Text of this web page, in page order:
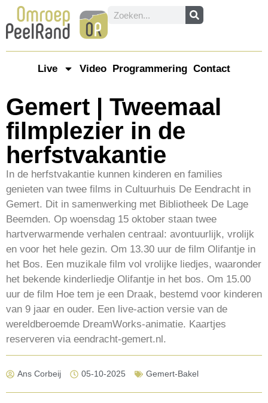
Live Video Programmering Contact
Gemert | Tweemaal
filmplezier in de
herfstvakantie
In de herfstvakantie kunnen kinderen en families
genieten van twee films in Cultuurhuis De Eendracht in
Gemert. Dit in samenwerking met Bibliotheek De Lage
Beemden. Op woensdag 15 oktober staan twee
hartverwarmende verhalen centraal: avontuurlijk, vrolijk
en voor het hele gezin. Om 13.30 uur de film Olifantje in
het Bos. Een muzikale film vol vrolijke liedjes, waaronder
het bekende kinderliedje Olifantje in het bos. Om 15.00
uur de film Hoe tem je een Draak, bestemd voor kinderen
van 9 jaar en ouder. Een live-action versie van de
wereldberoemde DreamWorks-animatie. Kaartjes
reserveren via eendracht-gemert.nl.
Ans Corbeij 05-10-2025 Gemert-Bakel